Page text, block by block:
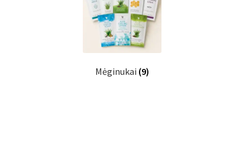
Mėginukai (9)